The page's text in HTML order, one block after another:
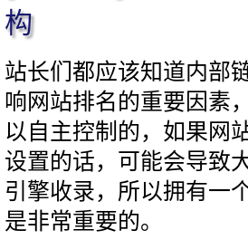
构
站长们都应该知道内部
响网站排名的重要因素
以自主控制的，如果网
设置的话，可能会导致
引擎收录，所以拥有一
是非常重要的。